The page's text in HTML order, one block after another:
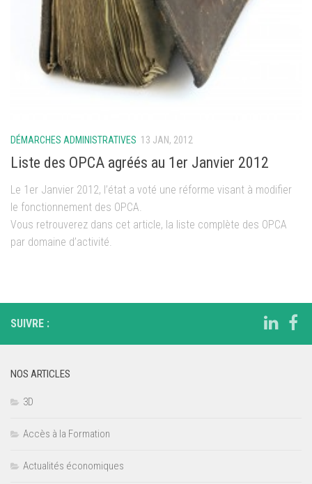
DÉMARCHES ADMINISTRATIVES 13 JAN, 2012
Liste des OPCA agréés au 1er Janvier 2012
Le 1er Janvier 2012, l’état a voté une réforme visant à modifier
le fonctionnement des OPCA.
Vous retrouverez dans cet article, la liste complète des OPCA
par domaine d’activité.
SUIVRE :
NOS ARTICLES
3D
Accès à la Formation
Actualités économiques